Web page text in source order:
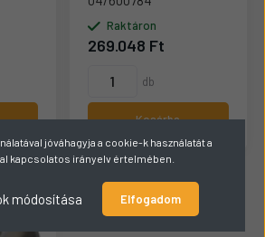
Raktáron
269.048 Ft
db
Kosárba
jóváhagyja a cookie-k használatát a
kapcsolatos irányelv értelmében.
módosítása Elfogadom